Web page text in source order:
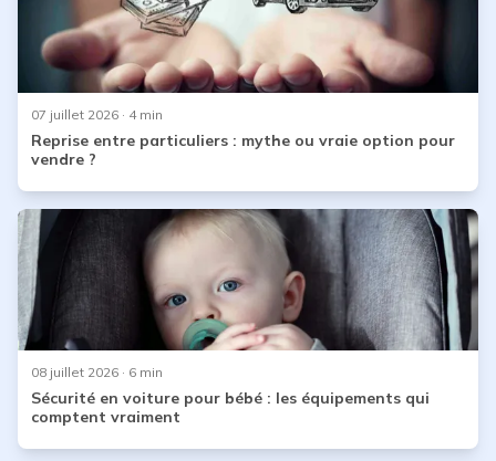
07 juillet 2026 · 4 min
Reprise entre particuliers : mythe ou vraie option pour
vendre ?
08 juillet 2026 · 6 min
Sécurité en voiture pour bébé : les équipements qui
comptent vraiment